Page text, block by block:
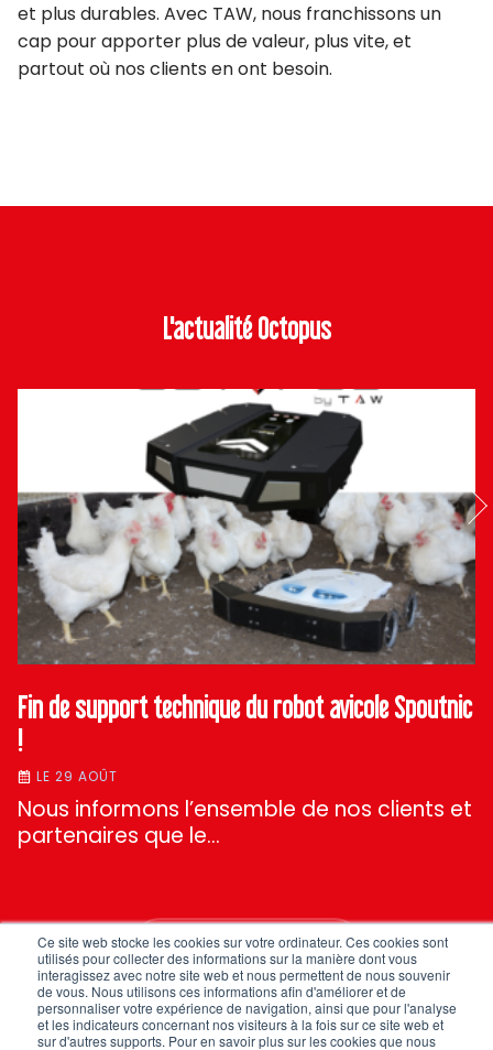
Ce site web stocke les cookies sur votre ordinateur. Ces cookies sont
utilisés pour collecter des informations sur la manière dont vous
interagissez avec notre site web et nous permettent de nous souvenir
de vous. Nous utilisons ces informations afin d'améliorer et de
personnaliser votre expérience de navigation, ainsi que pour l'analyse
et les indicateurs concernant nos visiteurs à la fois sur ce site web et
sur d'autres supports. Pour en savoir plus sur les cookies que nous
et plus durables. Avec TAW, nous franchissons un
cap pour apporter plus de valeur, plus vite, et
partout où nos clients en ont besoin.
L'actualité Octopus
Fin de support technique du robot avicole Spoutnic
!
LE 29 AOÛT
Nous informons l’ensemble de nos clients et
partenaires que le…
TOUTES NOS ACTUS